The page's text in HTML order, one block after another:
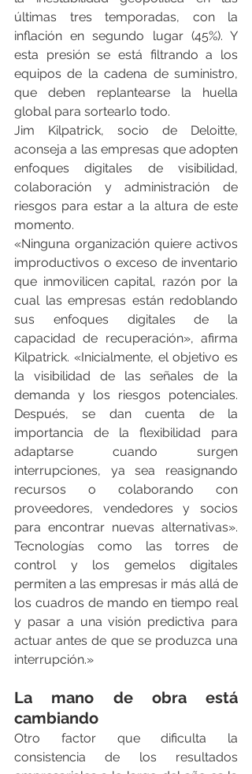
últimas tres temporadas, con la
inflación en segundo lugar (45%). Y
esta presión se está filtrando a los
equipos de la cadena de suministro,
que deben replantearse la huella
global para sortearlo todo.
Jim Kilpatrick, socio de Deloitte,
aconseja a las empresas que adopten
enfoques digitales de visibilidad,
colaboración y administración de
riesgos para estar a la altura de este
momento.
«Ninguna organización quiere activos
improductivos o exceso de inventario
que inmovilicen capital, razón por la
cual las empresas están redoblando
sus enfoques digitales de la
capacidad de recuperación», afirma
Kilpatrick. «Inicialmente, el objetivo es
la visibilidad de las señales de la
demanda y los riesgos potenciales.
Después, se dan cuenta de la
importancia de la flexibilidad para
adaptarse cuando surgen
interrupciones, ya sea reasignando
recursos o colaborando con
proveedores, vendedores y socios
para encontrar nuevas alternativas».
Tecnologías como las torres de
control y los gemelos digitales
permiten a las empresas ir más allá de
los cuadros de mando en tiempo real
y pasar a una visión predictiva para
actuar antes de que se produzca una
interrupción.»
La mano de obra está
cambiando
Otro factor que dificulta la
consistencia de los resultados